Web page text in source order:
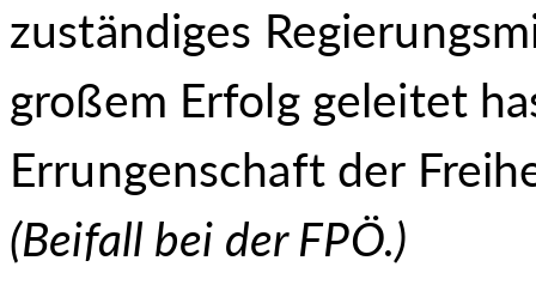
zuständiges
großem Erfolg geleitet
Errungenschaft der
(Beifall bei der FPÖ.)